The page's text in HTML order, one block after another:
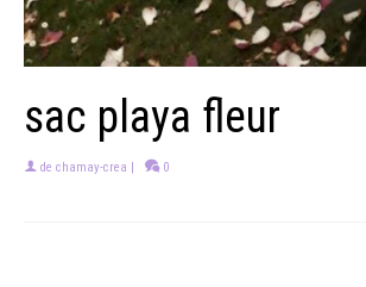
sac playa fleur
de chamay-crea | 0